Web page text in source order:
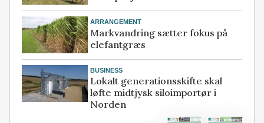
ARRANGEMENT
Markvandring sætter fokus på
elefantgræs
BUSINESS
Lokalt generationsskifte skal
løfte midtjysk siloimportør i
Norden